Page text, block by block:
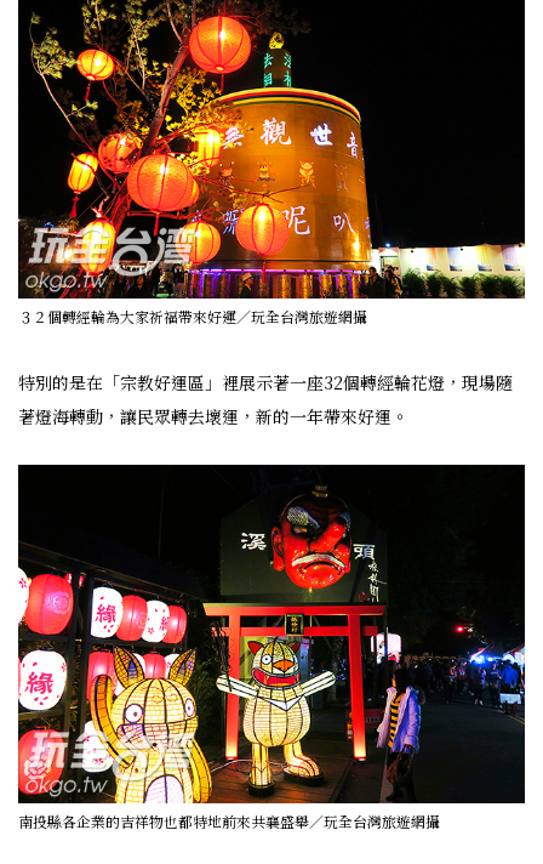
３２個轉經輪為大家祈福帶來好運／玩全台灣旅遊網攝
特別的是在「宗教好運區」裡展示著一座32個轉經輪花燈，現場隨
著燈海轉動，讓民眾轉去壞運，新的一年帶來好運。
南投縣各企業的吉祥物也都特地前來共襄盛舉／玩全台灣旅遊網攝